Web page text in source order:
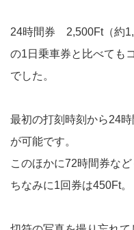
24時間券 2,500Ft（約
の1日乗車券と比べても
でした。
最初の打刻時刻から24
が可能です。
このほかに72時間券など
ちなみに1回券は450Ft。